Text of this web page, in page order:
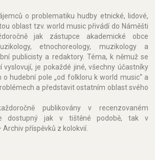
o problematiku hudby etnické, lidové,
oblast tzv. world music přivádí do Náměšti
jak zástupce akademické obce
etnochoreology, muzikology a
publicisty a redaktory. Téma, k němuž se
vyslovují, je pokaždé jiné, všechny účastníky
o hudební pole „od folkloru k world music“ a
a představit ostatním oblast svého
publikovány v recenzovaném
dostupný jak v tištěné podobě, tak v
příspěvků z kolokvií.